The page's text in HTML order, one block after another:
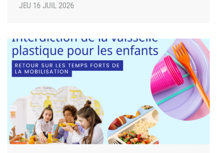
JEU 16 JUIL 2026